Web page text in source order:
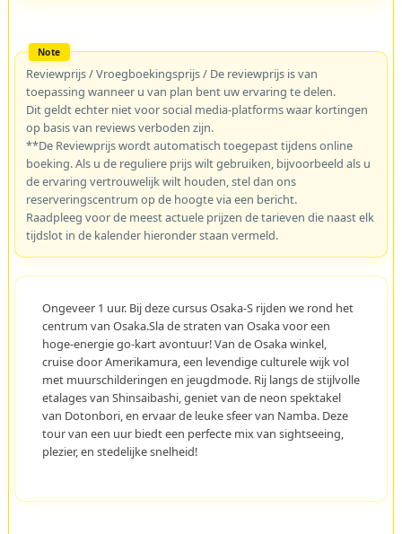
Reviewprijs / Vroegboekingsprijs / De reviewprijs is van
toepassing wanneer u van plan bent uw ervaring te delen.
Dit geldt echter niet voor social media-platforms waar kortingen
op basis van reviews verboden zijn.
**De Reviewprijs wordt automatisch toegepast tijdens online
boeking. Als u de reguliere prijs wilt gebruiken, bijvoorbeeld als u
de ervaring vertrouwelijk wilt houden, stel dan ons
reserveringscentrum op de hoogte via een bericht.
Raadpleeg voor de meest actuele prijzen de tarieven die naast elk
tijdslot in de kalender hieronder staan vermeld.
Ongeveer 1 uur. Bij deze cursus Osaka-S rijden we rond het
centrum van Osaka.Sla de straten van Osaka voor een
hoge-energie go-kart avontuur! Van de Osaka winkel,
cruise door Amerikamura, een levendige culturele wijk vol
met muurschilderingen en jeugdmode. Rij langs de stijlvolle
etalages van Shinsaibashi, geniet van de neon spektakel
van Dotonbori, en ervaar de leuke sfeer van Namba. Deze
tour van een uur biedt een perfecte mix van sightseeing,
plezier, en stedelijke snelheid!